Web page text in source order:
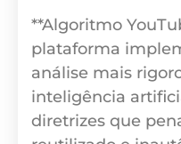
**Algoritmo
plataforma
análise mais
inteligência
diretrizes que